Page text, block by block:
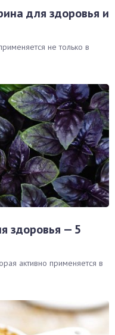
для здоровья и
не только в
здоровья — 5
активно применяется в